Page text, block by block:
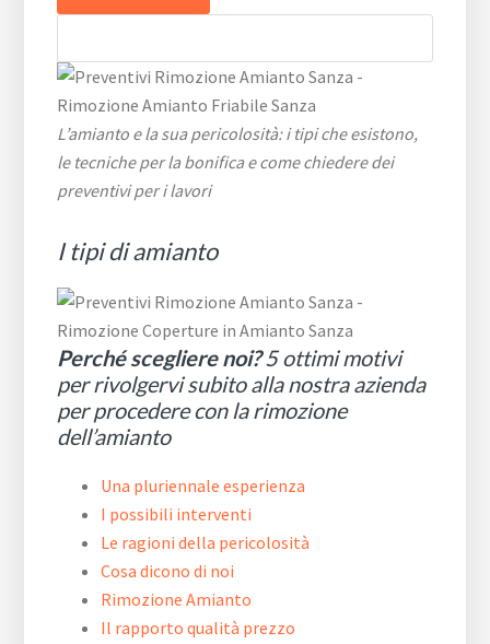
L’amianto e la sua pericolosità: i tipi che esistono,
le tecniche per la bonifica e come chiedere dei
preventivi per i lavori
I tipi di amianto
Perché scegliere noi?5 ottimi motivi
per rivolgervi subito alla nostra azienda
per procedere con la rimozione
dell’amianto
Una pluriennale esperienza
I possibili interventi
Le ragioni della pericolosità
Cosa dicono di noi
Rimozione Amianto
Il rapporto qualità prezzo